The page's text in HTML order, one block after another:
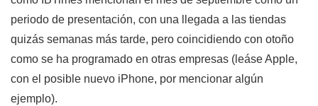
periodo de presentación, con una llegada a las tiendas
quizás semanas más tarde, pero coincidiendo con otoño
como se ha programado en otras empresas (leáse Apple,
con el posible nuevo iPhone, por mencionar algún
ejemplo).